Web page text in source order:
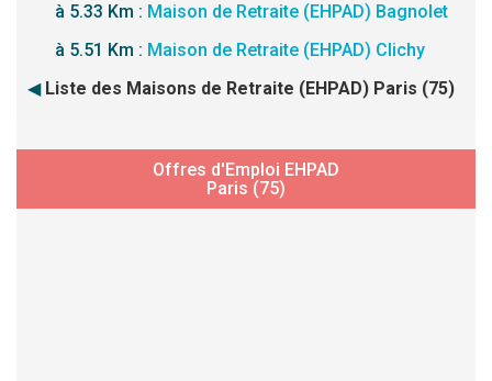
à 5.33 Km : Maison de Retraite (EHPAD) Bagnolet
à 5.51 Km : Maison de Retraite (EHPAD) Clichy
◀ Liste des Maisons de Retraite (EHPAD) Paris (75)
Offres d'Emploi EHPAD
Paris (75)